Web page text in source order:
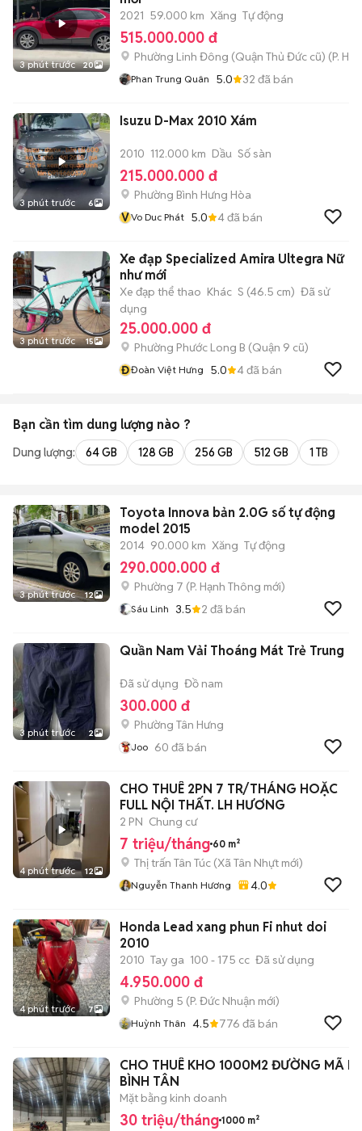
3 phút trước 20
2021 59.000 km Xăng Tự động
515.000.000 đ
Phường Linh Đông (Quận Thủ Đức cũ) (P.
Phan Trung Quân 5.0 32 đã bán
3 phút trước 6
Isuzu D-Max 2010 Xám
2010 112.000 km Dầu Số sàn
215.000.000 đ
Phường Bình Hưng Hòa
VVo Duc Phát 5.0 4đã bán
3 phút trước 15
Xe đạp Specialized Amira Ultegra Nữ
như mới
Xe đạp thể thao Khác S (46.5 cm) Đã sử
dụng
25.000.000 đ
Phường Phước Long B (Quận 9 cũ)
ĐĐoàn Việt Hưng 5.0 4đã bán
Bạn cần tìm dung lượng nào ?
Dung lượng: 64 GB 128 GB 256 GB 512 GB 1 TB
3 phút trước 12
Toyota Innova bản 2.0G số tự động
model 2015
2014 90.000 km Xăng Tự động
290.000.000 đ
Phường 7 (P. Hạnh Thông mới)
Sáu Linh 3.5 2 đã bán
3 phút trước 2
Quần Nam Vải Thoáng Mát Trẻ Trung
Đã sử dụng Đồ nam
300.000 đ
Phường Tân Hưng
Joo 60 đã bán
4 phút trước 12
CHO THUÊ 2PN 7 TR/THÁNG HOẶC
FULL NỘI THẤT. LH HƯƠNG
2 PN Chung cư
7 triệu/tháng 60 m²
Thị trấn Tân Túc (Xã Tân Nhựt mới)
Nguyễn Thanh Hương 4.0
4 phút trước 7
Honda Lead xang phun Fi nhut doi
2010
2010 Tay ga 100 - 175 cc Đã sử dụng
4.950.000 đ
Phường 5 (P. Đức Nhuận mới)
Huỳnh Thân 4.5 776 đã bán
CHO THUÊ KHO 1000M2 ĐƯỜNG MÃ LÒ,
BÌNH TÂN
Mặt bằng kinh doanh
30 triệu/tháng 1000 m²